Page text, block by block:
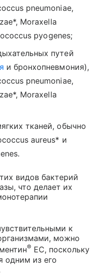
pneumoniae,
Moraxella
pyogenes;
путей
и бронхопневмония),
pneumoniae,
Moraxella
тканей, обычно
aureus* и
видов бактерий
что делает их
к
можно
® ЕС, поскольку
одним из его